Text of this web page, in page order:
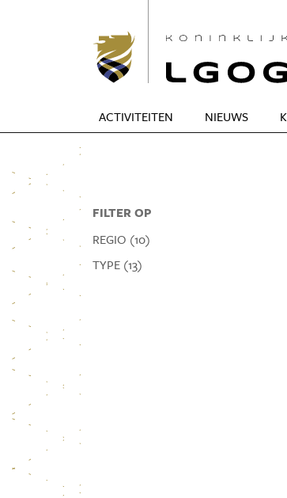
ACTIVITEITEN NIEUWS
FILTER OP
REGIO (10)
TYPE (13)